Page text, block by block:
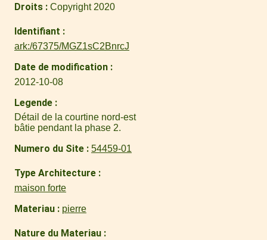
Droits Copyright 2020
Identifiant
ark:/67375/MGZ1sC2BnrcJ
Date de modification
2012-10-08
Legende
Détail de la courtine nord-est
bâtie pendant la phase 2.
Numero du Site 54459-01
Type Architecture
maison forte
Materiau pierre
Nature du Materiau